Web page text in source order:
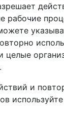
рабочие
целые
и